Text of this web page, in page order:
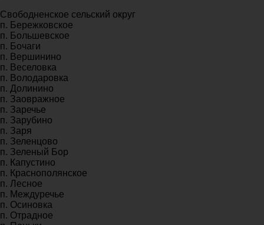
Свободненское сельский округ
п. Бережковское
п. Большевское
п. Бочаги
п. Вершинино
п. Веселовка
п. Володаровка
п. Долинино
п. Заовражное
п. Заречье
п. Зарубино
п. Заря
п. Зеленцово
п. Зеленый Бор
п. Капустино
п. Краснополянское
п. Лесное
п. Междуречье
п. Осиновка
п. Отрадное